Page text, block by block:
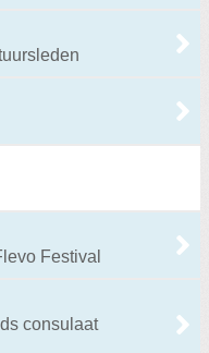
Festival
consulaat